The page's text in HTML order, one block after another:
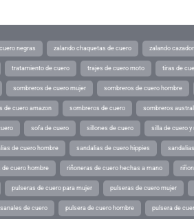
negras zalando chaquetas de cuero zalando
tratamiento de cuero trajes de cuero moto tiras de
sombreros de cuero mujer sombreros de cuero hombre
de cuero amazon sombreros de cuero sombreros
sofa de cuero sillones de cuero silla de cuero y
de cuero hombre sandalias de cuero hippies
de cuero hombre riñoneras de cuero hechas a mano
pulseras de cuero para mujer pulseras de cuero mujer
de cuero pulsera de cuero hombre pulsera de